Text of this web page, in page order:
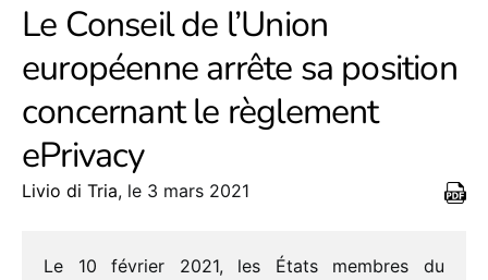
Le Conseil de l’Union
européenne arrête sa position
concernant le règlement
ePrivacy
Livio di Tria, le 3 mars 2021
Le 10 février 2021, les États membres du